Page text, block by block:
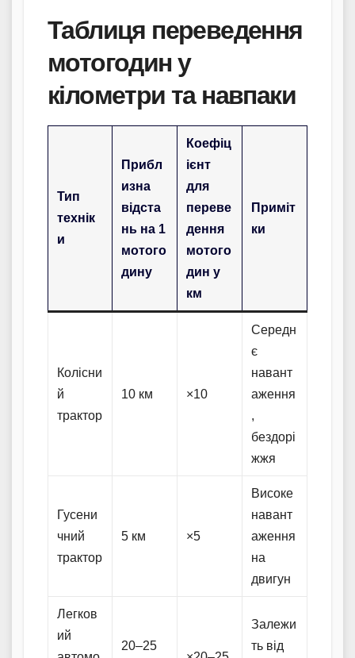
Таблиця переведення
мотогодин у
кілометри та навпаки
Тип
технік
и
Прибл
изна
відста
нь на 1
мотого
дину
Коефіц
ієнт
для
переве
дення
мотого
дин у
км
Приміт
ки
Колісни
й
трактор
10 км ×10
Середн
є
навант
аження
,
бездорі
жжя
Гусени
чний
трактор
5 км ×5
Високе
навант
аження
на
двигун
Легков
ий
20–25
Залежи
ть від